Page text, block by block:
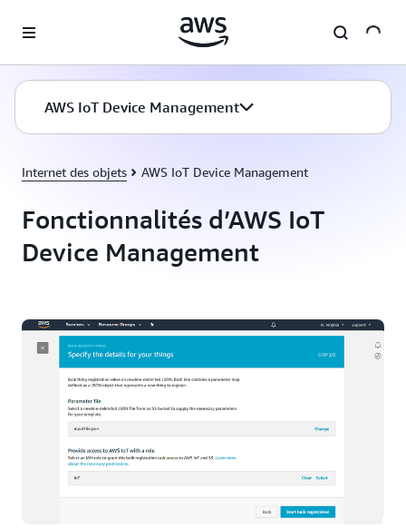
AWS IoT Device Management
Internet des objets AWS IoT Device Management
Fonctionnalités d’AWS IoT
Device Management